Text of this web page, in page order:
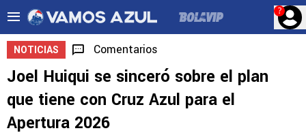
?
NOTICIAS Comentarios
Joel Huiqui se sinceró sobre el plan
que tiene con Cruz Azul para el
Apertura 2026